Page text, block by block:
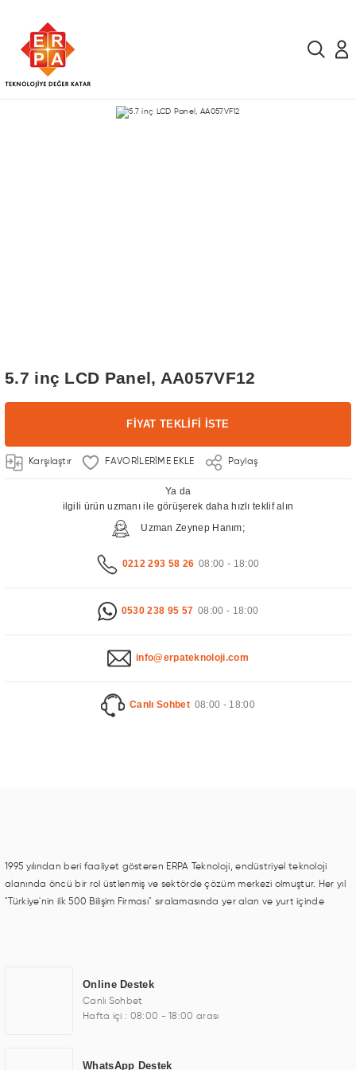
5.7 inç LCD Panel, AA057VF12
FİYAT TEKLİFİ İSTE
Karşılaştır Paylaş
Ya da
ilgili ürün uzmanı ile görüşerek daha hızlı teklif alın
Uzman Zeynep Hanım;
0212 293 58 26 08:00 - 18:00
0530 238 95 57 08:00 - 18:00
info@erpateknoloji.com
Canlı Sohbet 08:00 - 18:00
1995 yılından beri faaliyet gösteren ERPA Teknoloji, endüstriyel teknoloji
alanında öncü bir rol üstlenmiş ve sektörde çözüm merkezi olmuştur. Her yıl
"Türkiye'nin ilk 500 Bilişim Firması" sıralamasında yer alan ve yurt içinde
markası altında kendi ürettiği ürünlerde kullanmıştır. Günümüzde TOCHI;
videowall, digital signage, kiosk, totem, akıllı durak ekranı, araç içi ekran,
asansör ekranı, digital menüboard, marin ekran, medikal ekran, savunma
endüstriyel ekranlar, kapı önü bilgi ekranları, panel PC, endüstriyel Panel
Online Destek
Canlı Sohbet
Hafta içi : 08:00 - 18:00 arası
WhatsApp Destek